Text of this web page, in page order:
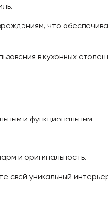
что
в кухонных
и функциональным.
и оригинальность.
свой уникальный